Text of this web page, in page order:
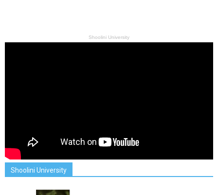
Shoolini University
Shoolini University